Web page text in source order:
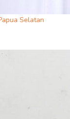
Selatan